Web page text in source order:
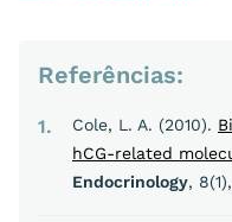
Referências:
1 Cole, L. A. (2010).
hCG-related
Endocrinology,